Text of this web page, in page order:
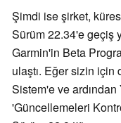
Şimdi ise şirket,
Sürüm 22.34'e geçiş
Garmin'in Beta
ulaştı. Eğer sizin
Sistem'e ve
'Güncellemeleri